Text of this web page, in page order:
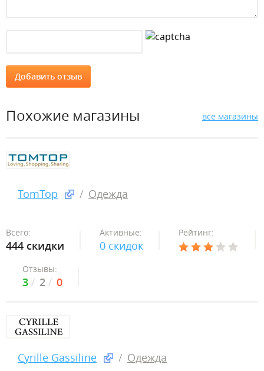
Похожие магазины все магазины
TomTop Одежда
Всего:
444 скидки
Активные:
0 скидок
Рейтинг:
Отзывы:
3 2 0
Cyrille Gassiline Одежда